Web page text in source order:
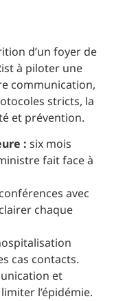
d’un foyer de
à piloter une
communication,
stricts, la
et prévention.
: six mois
fait face à
conférences avec
chaque
cas contacts.
et
l’épidémie.